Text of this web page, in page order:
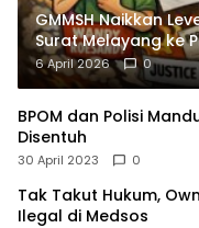
GMMSH Naikkan
Surat Melayang ke
6 April 2026 0
BPOM dan Polisi
Disentuh
30 April 2023 0
Tak Takut Hukum,
Ilegal di Medsos